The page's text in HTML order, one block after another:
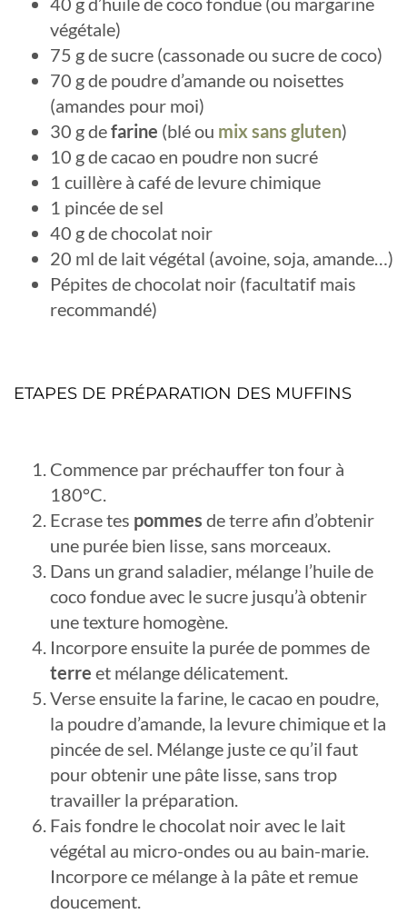
végétale)
75 g de sucre (cassonade ou sucre de coco)
70 g de poudre d’amande ou noisettes
(amandes pour moi)
30 g defarine (blé ou mix sans gluten)
10 g de cacao en poudre non sucré
1 cuillère à café de levure chimique
1 pincée de sel
40 g de chocolat noir
20 ml de lait végétal (avoine, soja, amande…)
Pépites de chocolat noir (facultatif mais
recommandé)
ETAPES DE PRÉPARATION DES MUFFINS
Commence par préchauffer ton four à
180°C.
Ecrase tes pommes de terre afin d’obtenir
une purée bien lisse, sans morceaux.
Dans un grand saladier, mélange l’huile de
coco fondue avec le sucre jusqu’à obtenir
une texture homogène.
Incorpore ensuite la purée de pommes de
terre et mélange délicatement.
Verse ensuite la farine, le cacao en poudre,
la poudre d’amande, la levure chimique et la
pincée de sel. Mélange juste ce qu’il faut
pour obtenir une pâte lisse, sans trop
travailler la préparation.
Fais fondre le chocolat noir avec le lait
végétal au micro-ondes ou au bain-marie.
Incorpore ce mélange à la pâte et remue
doucement.